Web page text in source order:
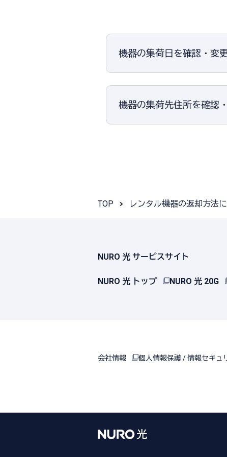
機器の集荷日を確認・変
機器の集荷先住所を確認
TOP レンタル機器の返却方法
NURO 光 サービスサイト
NURO 光 トップ NURO 光 20G
会社情報 個人情報保護 / 情報セキュ